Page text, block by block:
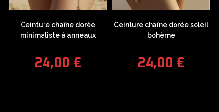
Ceinture chaîne dorée
minimaliste à anneaux
24,00 €
Ceinture chaîne dorée soleil
bohème
24,00 €